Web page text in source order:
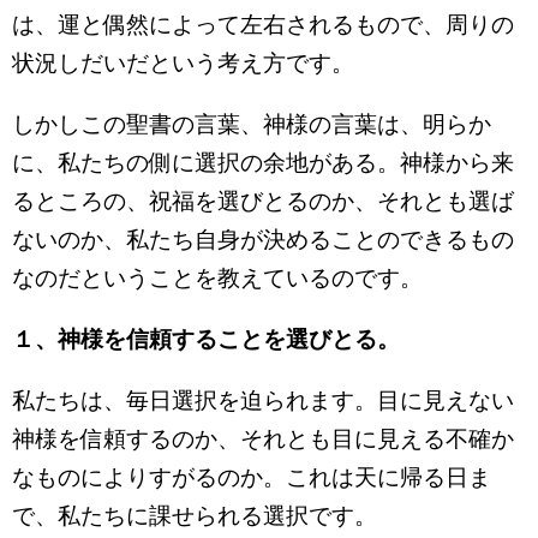
は、運と偶然によって左右されるもので、周りの
状況しだいだという考え方です。
しかしこの聖書の言葉、神様の言葉は、明らか
に、私たちの側に選択の余地がある。神様から来
るところの、祝福を選びとるのか、それとも選ば
ないのか、私たち自身が決めることのできるもの
なのだということを教えているのです。
１ 、神様を信頼することを選びとる。
私たちは、毎日選択を迫られます。目に見えない
神様を信頼するのか、それとも目に見える不確か
なものによりすがるのか。これは天に帰る日ま
で、私たちに課せられる選択です。